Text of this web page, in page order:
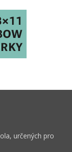
určených pro